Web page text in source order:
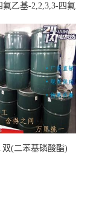
氟乙基-2,2,3,3-四氟
双(二苯基磷酸酯)